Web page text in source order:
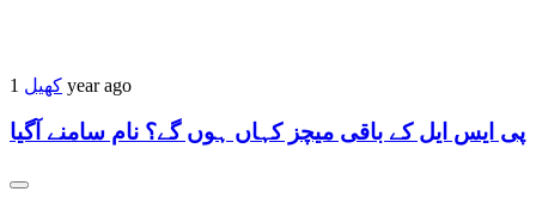
کھیل 1 year ago
پی ایس ایل کے باقی میچز کہاں ہوں گے؟ نام سامنے آگیا